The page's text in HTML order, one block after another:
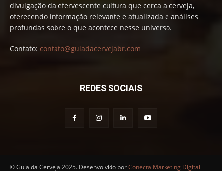
divulgação da efervescente cultura que cerca a cerveja,
oferecendo informação relevante e atualizada e análises
profundas sobre o que acontece nesse universo.
Contato: contato@guiadacervejabr.com
REDES SOCIAIS
© Guia da Cerveja 2025. Desenvolvido porConecta Marketing Digital